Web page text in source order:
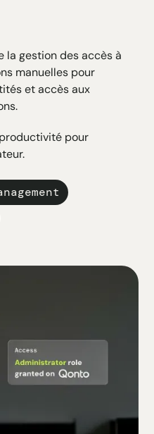
la gestion des accès à
manuelles pour
et accès aux
pour